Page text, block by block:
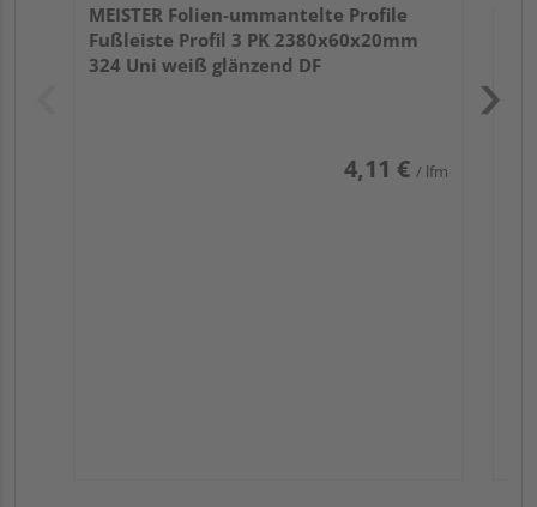
MEISTER Folien-ummantelte Profile
Fußleiste Profil 3 PK 2380x60x20mm
324 Uni weiß glänzend DF
4,11 € / lfm